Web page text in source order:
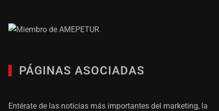
PÁGINAS ASOCIADAS
Entérate de las noticias más importantes del marketing, la